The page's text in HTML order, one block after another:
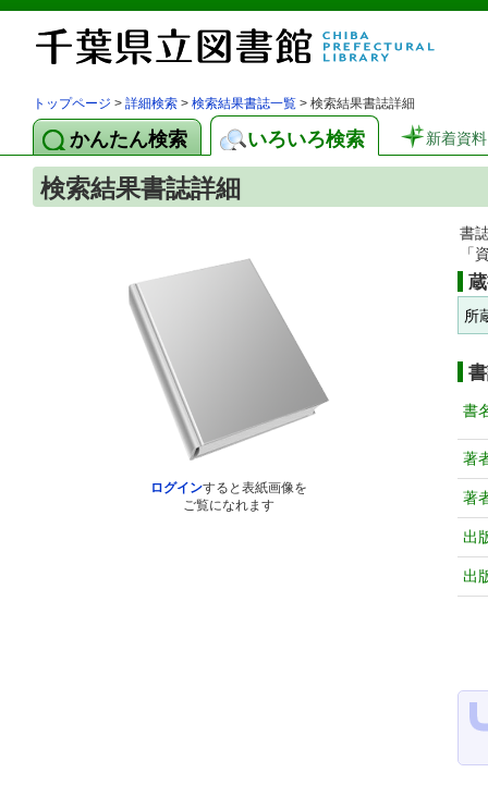
トップページ > 詳細検索 > 検索結果書誌一覧 > 検索結果書誌詳細
かんたん検索 いろいろ検索 新着資料
検索結果書誌詳細
ログインすると表紙画像を
ご覧になれます
書
「
所
書
著
著
出
出